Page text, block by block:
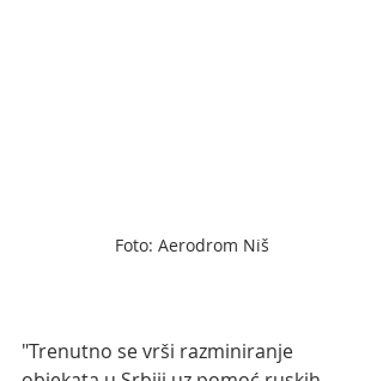
Foto: Aerodrom Niš
"Trenutno se vrši razminiranje